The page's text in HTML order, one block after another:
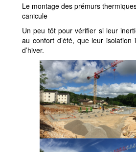
Le montage des prémurs
canicule
Un peu tôt pour vérifier si leur
au confort d’été, que leur isolation
d’hiver.